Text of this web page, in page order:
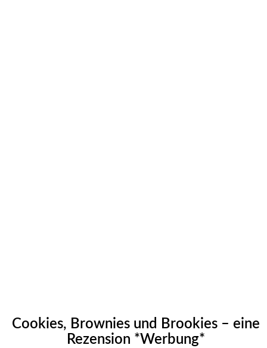
Cookies, Brownies und Brookies – eine
Rezension *Werbung*